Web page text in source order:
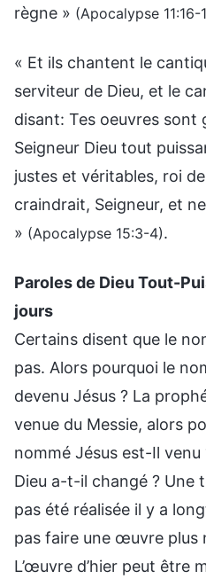
règne » (Apocalypse 11:16-
« Et ils chantent le
serviteur de Dieu, et le
disant: Tes oeuvres sont
Seigneur Dieu tout
justes et véritables, roi
craindrait, Seigneur, et
» (Apocalypse 15:3-4).
Paroles de Dieu Tout-
jours
Certains disent que le
pas. Alors pourquoi le
devenu Jésus ? La
venue du Messie, alors
nommé Jésus est-Il
Dieu a-t-il changé ? Une
pas été réalisée il y a
pas faire une œuvre plus
L’œuvre d’hier peut être